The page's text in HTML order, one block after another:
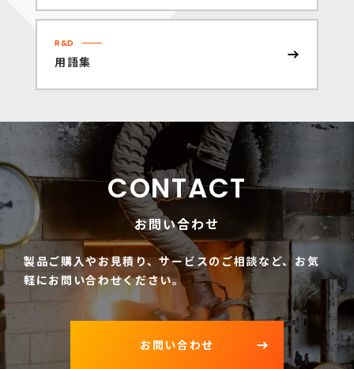
R&D
用語集
CONTACT
お問い合わせ
製品ご購入やお見積り、サービスのご相談など、 お気
軽にお問い合わせください。
お問い合わせ